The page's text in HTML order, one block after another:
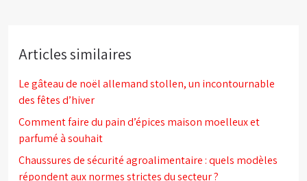
Articles similaires
Le gâteau de noël allemand stollen, un incontournable
des fêtes d’hiver
Comment faire du pain d’épices maison moelleux et
parfumé à souhait
Chaussures de sécurité agroalimentaire : quels modèles
répondent aux normes strictes du secteur ?